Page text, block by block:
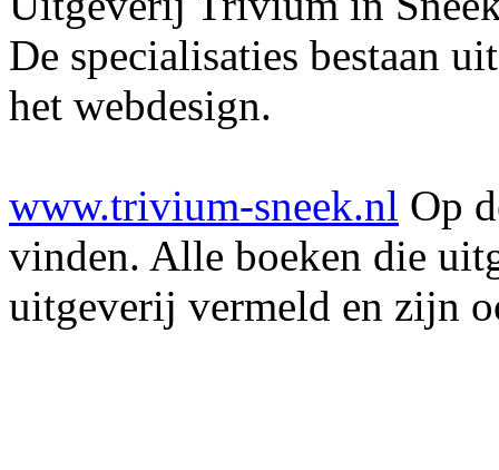
De specialisaties bestaan
het webdesign.
www.trivium-sneek.nl Op
vinden. Alle boeken die
uitgeverij vermeld en zijn